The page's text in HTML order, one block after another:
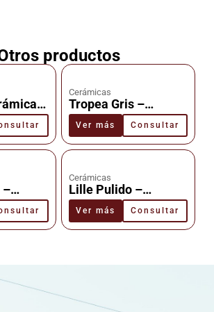
productos
–
Cerámicas
Tropea Gris –
Cerámica –
Cañuelas
Ver más Consultar
–
Cerámicas
Lille Pulido –
Cerámica –
Cañuelas
Ver más Consultar